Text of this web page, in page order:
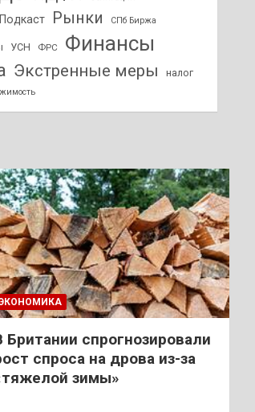
Подкаст Рынки СПб Биржа
УСН ФРС Финансы
Экстренные меры
налог
Британии спрогнозировали
спроса на дрова из-за
зимы»